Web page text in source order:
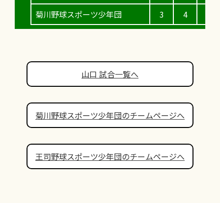
菊川野球スポーツ少年団
3
4
山口 試合一覧へ
菊川野球スポーツ少年団のチームページへ
王司野球スポーツ少年団のチームページへ